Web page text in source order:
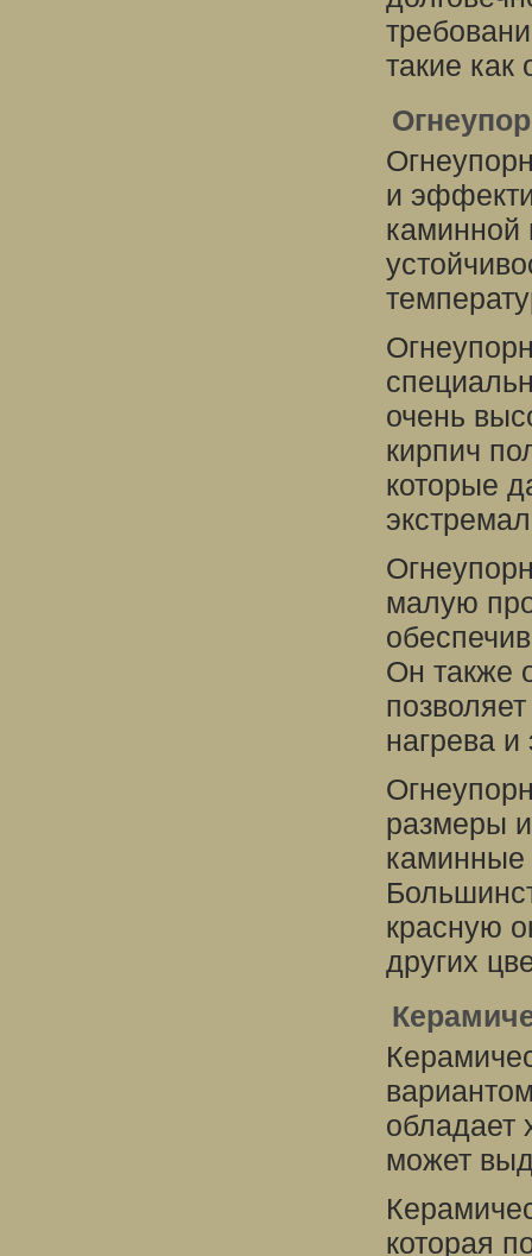
такие как
и
каминной
очень
кирпич
которые
малую
Он также
нагрева и
размеры
каминные
красную
других
обладает
может
которая